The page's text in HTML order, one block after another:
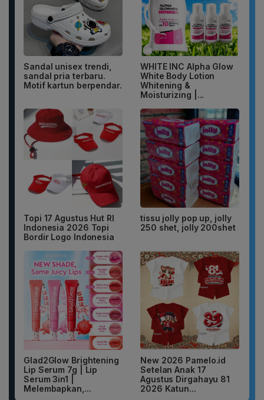
Sandal unisex trendi,
sandal pria terbaru.
Motif kartun berpendar.
WHITE INC Alpha Glow
White Body Lotion
Whitening &
Moisturizing |...
Topi 17 Agustus Hut RI
Indonesia 2026 Topi
Bordir Logo Indonesia
tissu jolly pop up, jolly
250 shet, jolly 200shet
Glad2Glow Brightening
Lip Serum 7g | Lip
Serum 3in1 |
Melembapkan,...
New 2026 Pamelo.id
Setelan Anak 17
Agustus Dirgahayu 81
2026 Katun...